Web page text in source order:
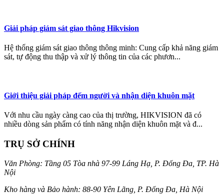
Giải pháp giám sát giao thông Hikvision
Hệ thống giám sát giao thông thông minh: Cung cấp khả năng giám
sát, tự động thu thập và xử lý thông tin của các phươn...
Giới thiệu giải pháp đếm người và nhận diện khuôn mặt
Với nhu cầu ngày càng cao của thị trường, HIKVISION đã có
nhiều dòng sản phẩm có tính năng nhận diện khuôn mặt và đ...
TRỤ SỞ CHÍNH
Văn Phòng: Tầng 05 Tòa nhà 97-99 Láng Hạ, P. Đống Đa, TP. Hà
Nội
Kho hàng và Bảo hành: 88-90 Yên Lãng, P. Đống Đa, Hà Nội